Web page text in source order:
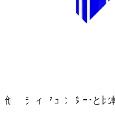
他のディフェンダーと比